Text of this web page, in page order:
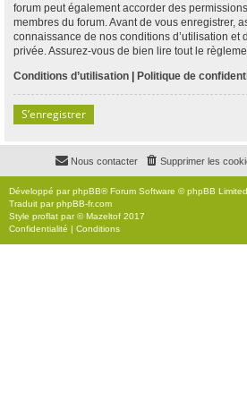
forum peut également accorder des
membres du forum. Avant de vous enregistrer,
connaissance de nos conditions d’utilisation et
privée. Assurez-vous de bien lire tout le
Conditions d’utilisation | Politique de
S’enregistrer
Supprimer les
Nous contacter
Développé parphpBB® Forum Software © phpBB Limited
Traduit parphpBB-fr.com
Style proflat par ©Mazeltof 2017
Confidentialité | Conditions